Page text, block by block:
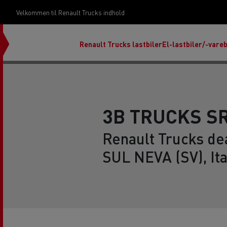
Velkommen til Renault Trucks indhold
Renault Trucks lastbilerEl-lastbiler/-
Om vores design
Start & Drive Servicekontrakter
3B TRUCKS
Renault Trucks
SUL NEVA (SV),